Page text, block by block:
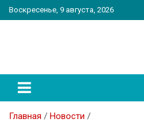
Перейти
к
Воскресенье, 9 августа, 2026
Главная
Новости